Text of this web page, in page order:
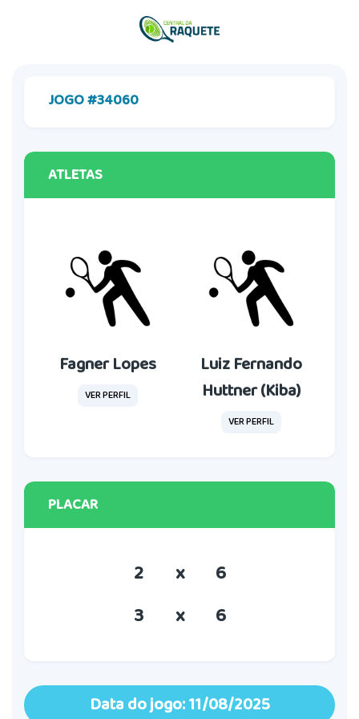
JOGO #34060
ATLETAS
Fagner Lopes
VER PERFIL
Luiz Fernando
Huttner (Kiba)
VER PERFIL
PLACAR
2 x
6
3
x 6
Data do jogo: 11/08/2025